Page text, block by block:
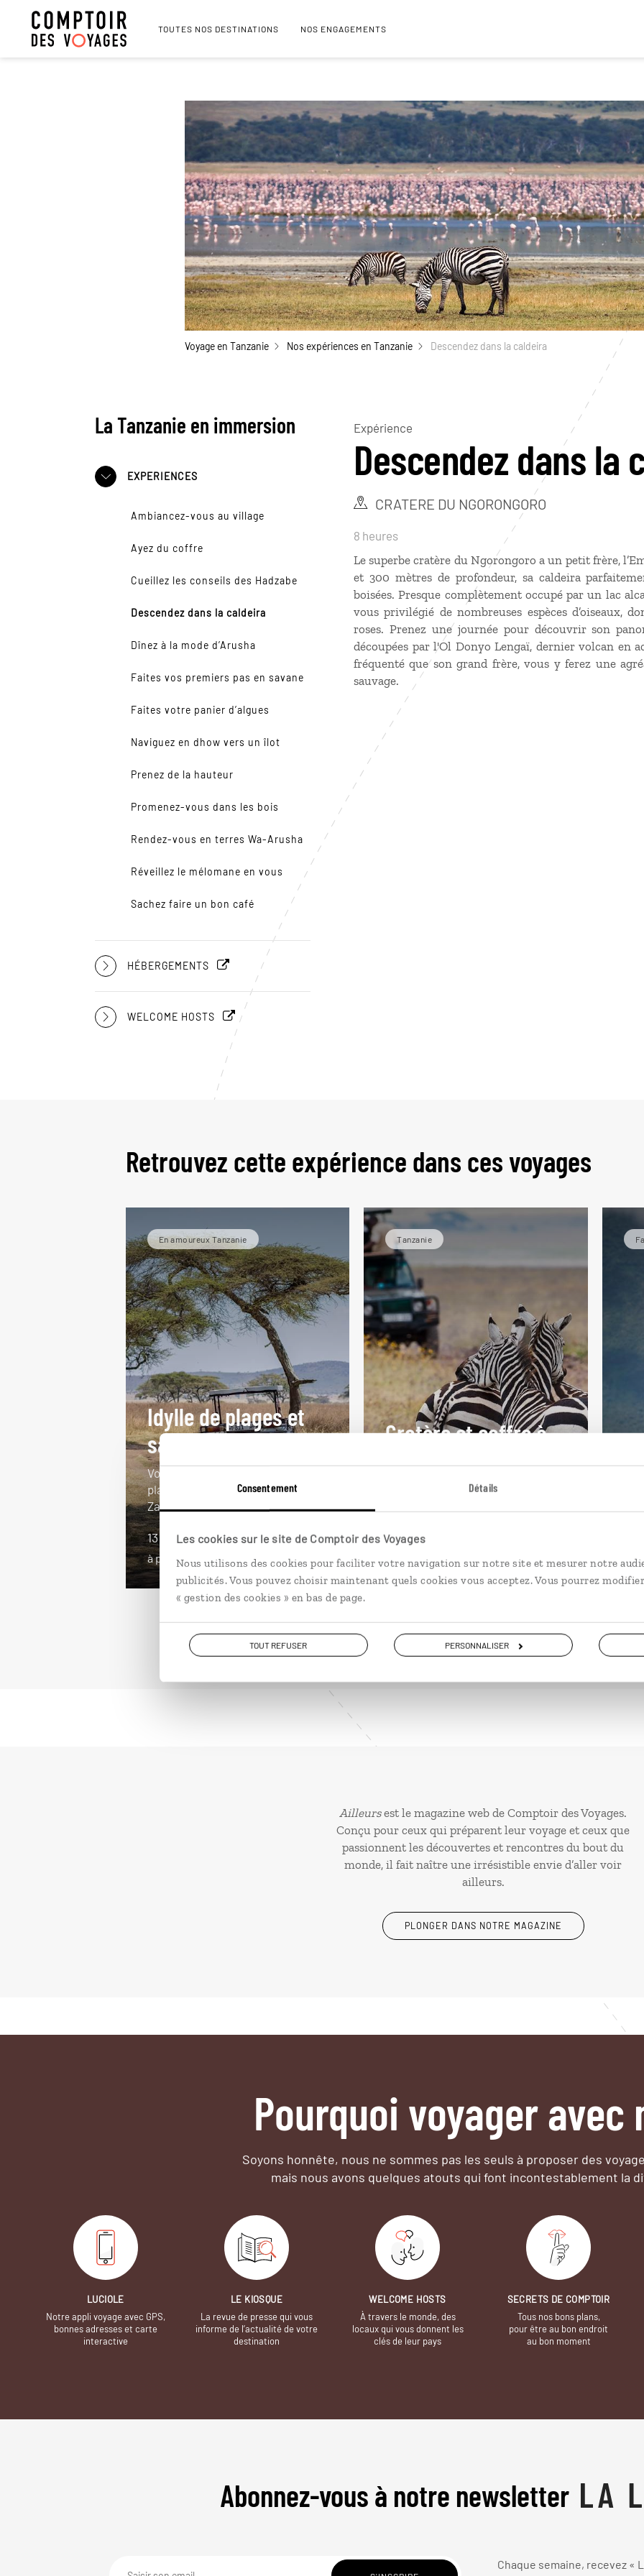
Consentement Détails
Les cookies sur le site de Comptoir des Voyages
Nous utilisons des cookies pour faciliter votre navigation sur notre site et mesurer notre
publicités. Vous pouvez choisir maintenant quels cookies vous acceptez. Vous pourrez
« gestion des cookies » en bas de page.
TOUT REFUSER PERSONNALISER
TOUTES NOS DESTINATIONS NOS ENGAGEMENTS
Voyage en Tanzanie Nos expériences en Tanzanie Descendez dans la caldeira
La Tanzanie en immersion
EXPERIENCES
Ambiancez-vous au village
Ayez du coffre
Cueillez les conseils des Hadzabe
Descendez dans la caldeira
Dînez à la mode d’Arusha
Faites vos premiers pas en savane
Faites votre panier d’algues
Naviguez en dhow vers un îlot
Prenez de la hauteur
Promenez-vous dans les bois
Rendez-vous en terres Wa-Arusha
Réveillez le mélomane en vous
Sachez faire un bon café
HÉBERGEMENTS
WELCOME HOSTS
Expérience
Descendez dans la
CRATERE DU NGORONGORO
8 heures
Le superbe cratère du Ngorongoro a un petit frère,
et 300 mètres de profondeur, sa caldeira
boisées. Presque complètement occupé par un lac
vous privilégié de nombreuses espèces d’oiseaux,
roses. Prenez une journée pour découvrir son
découpées par l'Ol Donyo Lengaï, dernier volcan en
fréquenté que son grand frère, vous y ferez une
sauvage.
Retrouvez cette expérience dans ces voyages
En amoureux Tanzanie
Idylle de plages et
savanes
Voyage de noces entre safaris et
plages : lac Manyara, Serengeti,
Zanzibar...
13 jours / 10 nuits
à partir de 5600€
Tanzanie
Cratère et coffre à
épices
Circuit entre safaris et plages, du
10 jours / 7 nuits
à partir de 3450€ à
Ailleursest le magazine web de Comptoir des Voyages.
Conçu pour ceux qui préparent leur voyage et ceux que
passionnent les découvertes et rencontres du bout du
monde, il fait naître une irrésistible envie d’aller voir
ailleurs.
PLONGER DANS NOTRE MAGAZINE
Pourquoi voyager avec
Soyons honnête, nous ne sommes pas les seuls à proposer des
mais nous avons quelques atouts qui font incontestablement la
LUCIOLE
Notre appli voyage avec GPS,
bonnes adresses et carte
interactive
LE KIOSQUE
La revue de presse qui vous
informe de l’actualité de votre
destination
WELCOME HOSTS
À travers le monde, des
locaux qui vous donnent les
clés de leur pays
SECRETS DE COMPTOIR
Tous nos bons plans,
pour être au bon endroit
au bon moment
Abonnez-vous à notre newsletter
Chaque semaine, recevez «